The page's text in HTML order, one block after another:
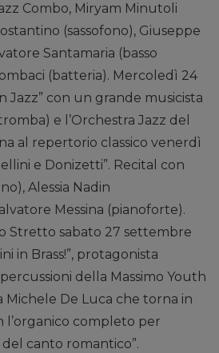
Combo, Miryam Minutoli
(sassofono), Giuseppe
Santamaria (basso
(batteria). Mercoledì 24
Jazz” con un grande musicista
e l’Orchestra Jazz del
al repertorio classico venerdì
e Donizetti”. Recital con
Alessia Nadin
Messina (pianoforte).
Stretto sabato 27 settembre
in Brass!”, protagonista
della Massimo Youth
De Luca che torna in
l’organico completo per
canto romantico”.